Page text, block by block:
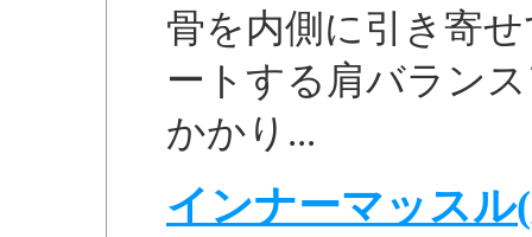
骨を内側に引き寄
ートする肩バラン
かかり...
インナーマッス